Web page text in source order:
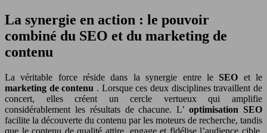
La synergie en action : le pouvoir
combiné du SEO et du marketing de
contenu
La véritable force réside dans la synergie entre leSEO et le
marketing de contenu . Lorsque ces deux disciplines travaillent de
concert, elles créent un cercle vertueux qui amplifie
considérablement les résultats de chacune. L’optimisation SEO
facilite la découverte du contenu par les moteurs de recherche, tandis
que le contenu de qualité attire, engage et fidélise l’audience cible.